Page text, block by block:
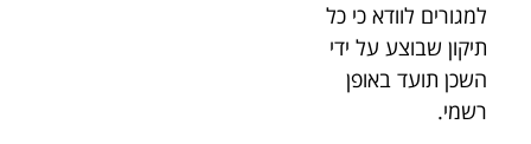
למגורים לוודא כי כל
תיקון שבוצע על ידי
השכן תועד באופן
רשמי.